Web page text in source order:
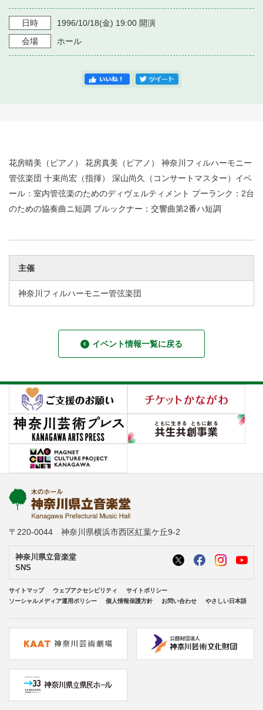
・ 利用料金
・ フロアマップ
・ 芸術参与
日時 1996/10/18(金) 19:00 開演
会場
ホール
花房晴美（ピアノ） 花房真美（ピアノ） 神奈川フィルハーモニー
管弦楽団 十束尚宏（指揮） 深山尚久（コンサートマスター）イベ
ール：室内管弦楽のためのディヴェルティメント プーランク：2台
のための協奏曲ニ短調 ブルックナー：交響曲第2番ハ短調
主催
神奈川フィルハーモニー管弦楽団
イベント情報一覧に戻る
〒220-0044 神奈川県横浜市西区紅葉ケ丘9-2
神奈川県立音楽堂
SNS
サイトマップ ウェブアクセシビリティ
サイトポリシー
ソーシャルメディア運用ポリシー
個人情報保護方針 お問い合わせ やさしい日本語